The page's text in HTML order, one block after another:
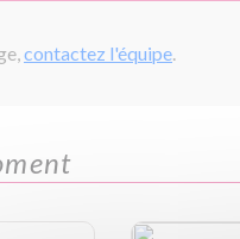
contactez l'équipe.